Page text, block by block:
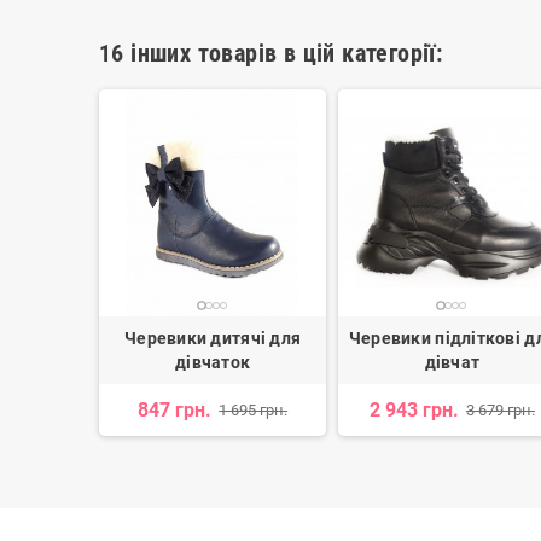
16 інших товарів в цій категорії:
Черевики дитячі для
дівчаток
847 грн. 1 695 грн.
Черевики підліткові
дівчат
2 943 грн. 3 679 грн.